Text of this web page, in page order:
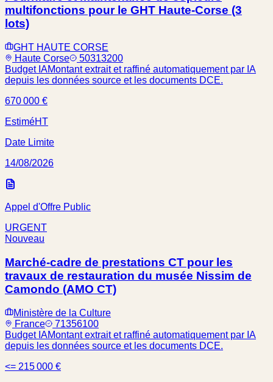
multifonctions pour le GHT Haute-Corse (3
lots)
GHT HAUTE CORSE
Haute Corse
50313200
Budget IAMontant extrait et raffiné automatiquement par IA
depuis les données source et les documents DCE.
670 000 €
EstiméHT
Date Limite
14/08/2026
Appel d'Offre Public
URGENT
Nouveau
Marché-cadre de prestations CT pour les
travaux de restauration du musée Nissim de
Camondo (AMO CT)
Ministère de la Culture
France
71356100
Budget IAMontant extrait et raffiné automatiquement par IA
depuis les données source et les documents DCE.
<= 215 000 €